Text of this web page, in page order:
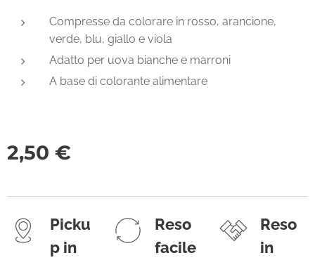
Compresse da colorare in rosso, arancione,
verde, blu, giallo e viola
Adatto per uova bianche e marroni
A base di colorante alimentare
2,50 €
Picku
p in
Reso
facile
Reso
in